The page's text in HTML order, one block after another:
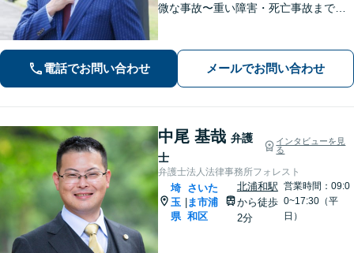
微な事故〜重い障害・死亡事故まで、
解決まで全て弁護士が対応し、負担を
軽減します【北浦和駅7分】
電話でお問い合わせ メールでお問い合わせ
中尾 基哉 弁護
士
インタビューを見
る
弁護士法人法律事務所フォレスト
埼
玉
県
さいた
ま市浦
和区
北浦和駅
から徒歩
2分
営業時間：09:0
0~17:30（平
日）